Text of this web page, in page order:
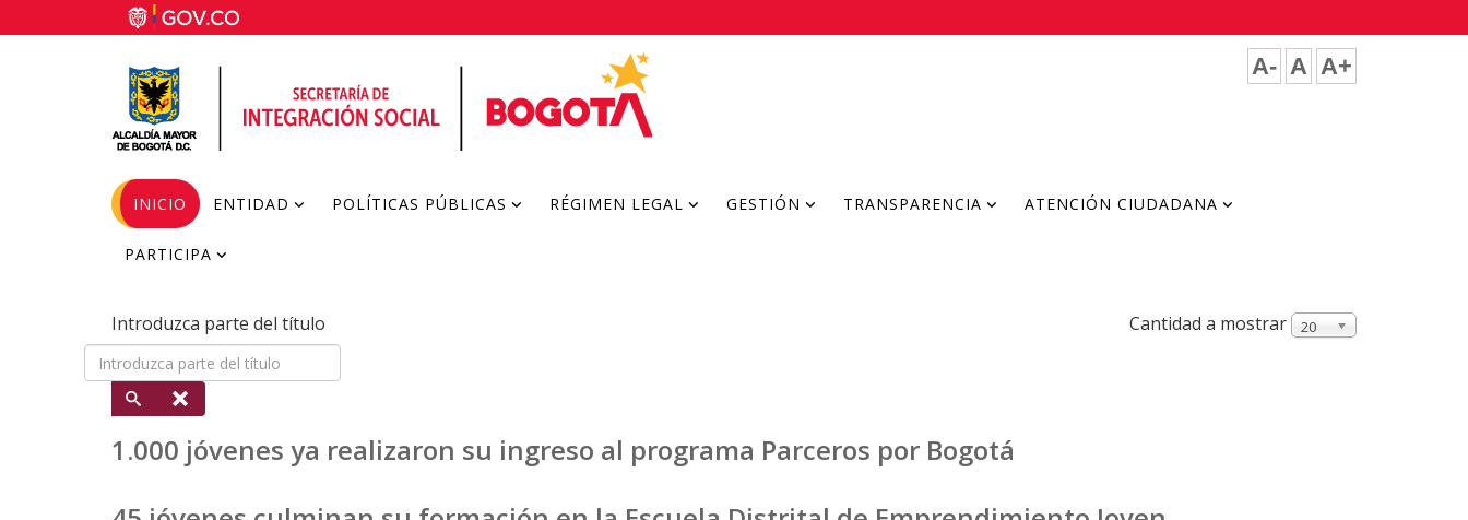
A- A A+
INICIO ENTIDAD POLÍTICAS PÚBLICAS RÉGIMEN LEGAL GESTIÓN TRANSPARENCIA ATENCIÓN CIUDADANA
PARTICIPA
Introduzca parte del título Cantidad a mostrar 20
1.000 jóvenes ya realizaron su ingreso al programa Parceros por Bogotá